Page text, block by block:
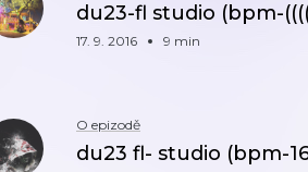
du23-fl studio (bpm-
17. 9. 2016 9 min
O epizodě
du23 fl- studio (bpm-